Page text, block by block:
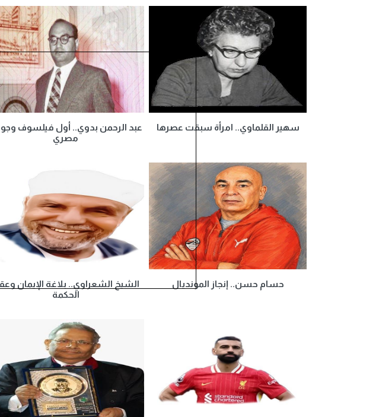
سهير القلماوي.. امرأة سبقت عصرها
عبد الرحمن بدوي.. أول فيلسوف
مصري
حسام حسن.. إنجاز المونديال
الشيخ الشعراوي.. بلاغة الإيمان
الحكمة